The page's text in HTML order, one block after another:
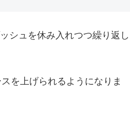
シュを休み入れつつ繰り返し
を上げられるようになりま